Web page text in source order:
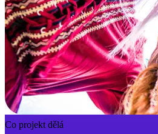
Co projekt dělá